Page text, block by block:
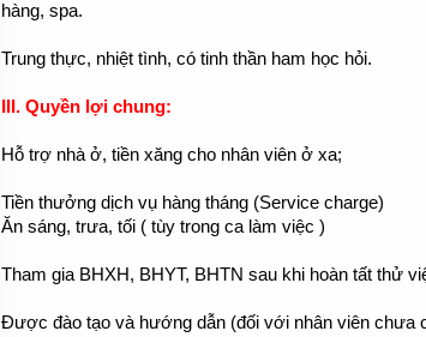
hàng, spa.
Trung thực, nhiệt tình, có tinh thần ham học hỏi.
III. Quyền lợi chung:
Hỗ trợ nhà ở, tiền xăng cho nhân viên ở xa;
Tiền thưởng dịch vụ hàng tháng (Service charge)
Ăn sáng, trưa, tối ( tùy trong ca làm việc )
Tham gia BHXH, BHYT, BHTN sau khi hoàn tất thử
Được đào tạo và hướng dẫn (đối với nhân viên chưa